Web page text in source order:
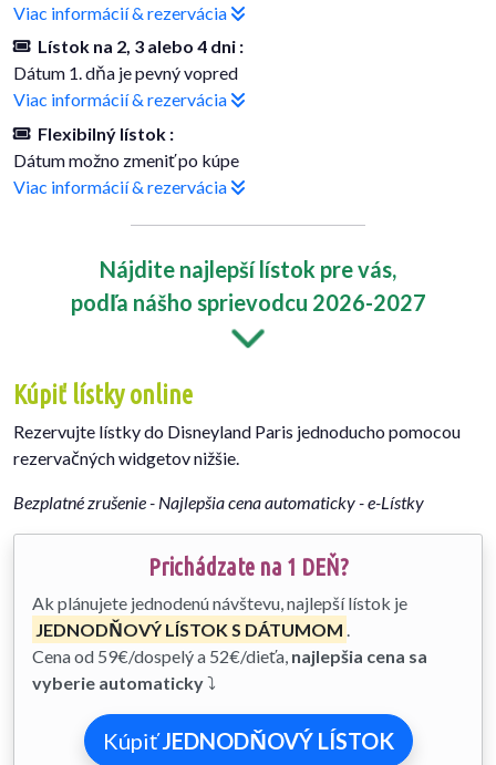
Viac informácií & rezervácia
Lístok na 2, 3 alebo 4 dni :
Dátum 1. dňa je pevný vopred
Viac informácií & rezervácia
Flexibilný lístok :
Dátum možno zmeniť po kúpe
Viac informácií & rezervácia
Nájdite najlepší lístok pre vás,
podľa nášho sprievodcu 2026-2027
Kúpiť lístky online
Rezervujte lístky do Disneyland Paris jednoducho pomocou
rezervačných widgetov nižšie.
Bezplatné zrušenie - Najlepšia cena automaticky - e-Lístky
Prichádzate na 1 DEŇ?
Ak plánujete jednodenú návštevu, najlepší lístok je
JEDNODŇOVÝ LÍSTOK S DÁTUMOM .
Cena od 59€/dospelý a 52€/dieťa, najlepšia cena sa
vyberie automaticky⤵
KúpiťJEDNODŇOVÝ LÍSTOK